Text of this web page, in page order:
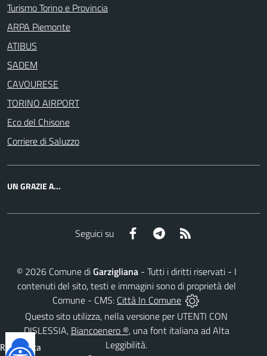
Turismo Torino e Provincia
ARPA Piemonte
ATIBUS
SADEM
CAVOURESE
TORINO AIRPORT
Eco del Chisone
Corriere di Saluzzo
UN GRAZIE A...
Seguici su Facebook Telegram
© 2026Comune diGarzigliana- Tutti i diritti riservati - I
contenuti del sito, testi e immagini sono di proprietà del
Comune - CMS: Città In Comune
Questo sito utilizza, nella versione per UTENTI CON
DISLESSIA, Biancoenero ®, una font italiana ad Alta
Leggibilità.
Reimposta